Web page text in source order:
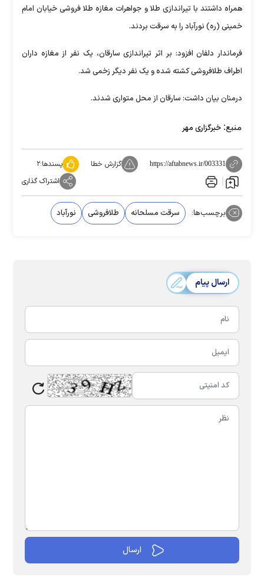
همراه داشتند با تیراندازی طلا و جواهرات مغازه طلا فروشی خیابان امام
خمینی (ره) نورآباد را به سرقت بردند.
فرماندار دلفان افزود: بر اثر تیراندازی سارقان، یک نفر از مغازه داران
اطراف طلافروشی کشته شده و یک نفر دیگر زخمی شد.
درمنان بیان داشت: سارقان از محل متواری شدند.
منبع: خبرگزاری مهر
https://aftabnews.ir/003331 گزارش خطا پسندها:۲
اشتراک گذاری
برچسب‌ها: سرقت مسلحانه طلافروشی نورآباد
ارسال پیام